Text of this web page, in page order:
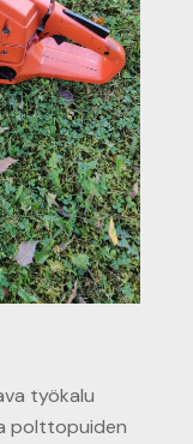
työkalu
polttopuiden